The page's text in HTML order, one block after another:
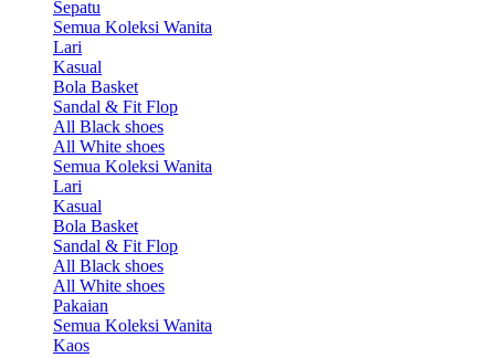
Sepatu
Semua Koleksi Wanita
Lari
Kasual
Bola Basket
Sandal & Fit Flop
All Black shoes
All White shoes
Semua Koleksi Wanita
Lari
Kasual
Bola Basket
Sandal & Fit Flop
All Black shoes
All White shoes
Pakaian
Semua Koleksi Wanita
Kaos